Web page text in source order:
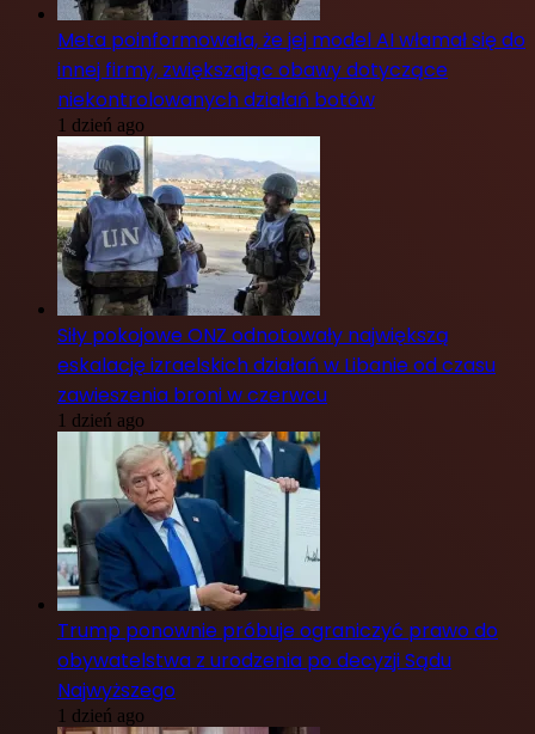
Meta poinformowała, że jej model AI włamał się do
innej firmy, zwiększając obawy dotyczące
niekontrolowanych działań botów
1 dzień ago
Siły pokojowe ONZ odnotowały największą
eskalację izraelskich działań w Libanie od czasu
zawieszenia broni w czerwcu
1 dzień ago
Trump ponownie próbuje ograniczyć prawo do
obywatelstwa z urodzenia po decyzji Sądu
Najwyższego
1 dzień ago